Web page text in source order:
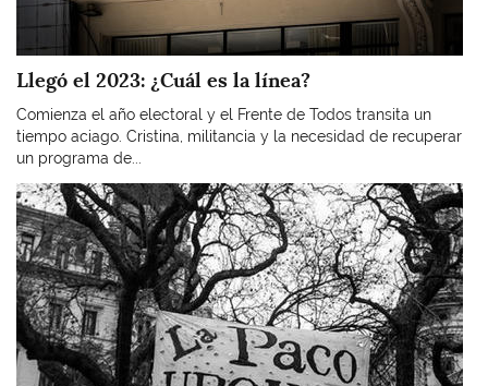
Llegó el 2023: ¿Cuál es la línea?
Comienza el año electoral y el Frente de Todos transita un
tiempo aciago. Cristina, militancia y la necesidad de recuperar
un programa de...
Imagen